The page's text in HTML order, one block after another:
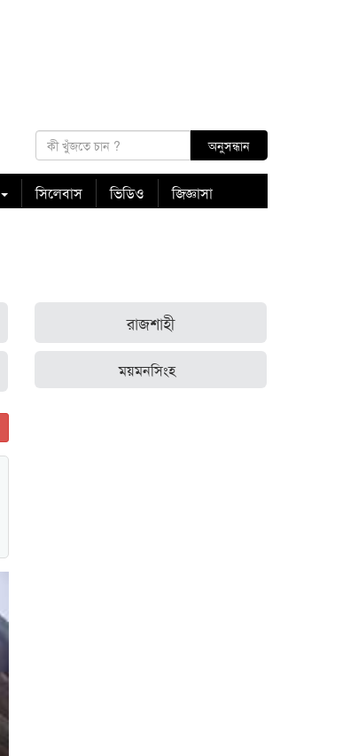
সিলেবাস ভিডিও জিজ্ঞাসা
রাজশাহী
ময়মনসিংহ